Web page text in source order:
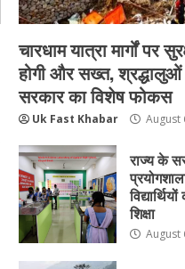
चारधाम यात्रा मार्गों पर
होगी और सख्त, श्रद्धालुओं
सरकार का विशेष फोकस
Uk Fast Khabar August
राज्य के
शिक्षा
August